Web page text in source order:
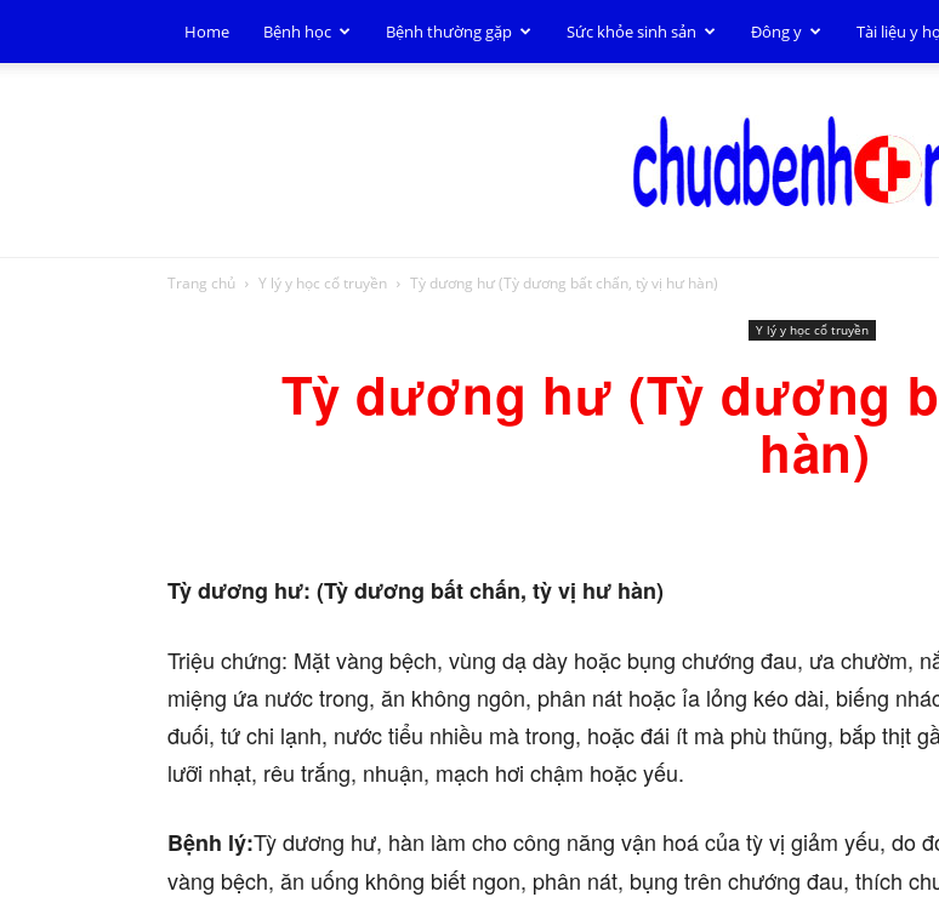
Home Bệnh học Bệnh thường gặp Sức khỏe sinh sản Đông y Tài liệu y
NET
Trang chủ Y lý y học cổ truyền Tỳ dương hư (Tỳ dương bất chấn, tỳ vị hư hàn)
Y lý y học cổ truyền
Tỳ dương hư (Tỳ dương
hàn)
Tỳ dương hư: (Tỳ dương bất chấn, tỳ vị hư hàn)
Triệu chứng: Mặt vàng bệch, vùng dạ dày hoặc bụng chướng đau, ưa chườm,
miệng ứa nước trong, ăn không ngôn, phân nát hoặc ỉa lỏng kéo dài, biếng
đuối, tứ chi lạnh, nước tiểu nhiều mà trong, hoặc đái ít mà phù thũng, bắp thịt
lưỡi nhạt, rêu trắng, nhuận, mạch hơi chậm hoặc yếu.
Bệnh lý:Tỳ dương hư, hàn làm cho công năng vận hoá của tỳ vị giảm yếu, do
vàng bệch, ăn uống không biết ngon, phân nát, bụng trên chướng đau, thích